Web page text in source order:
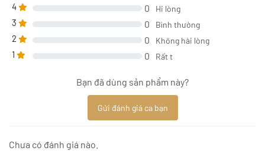
4 0 Hi lòng
3 0 Bình thường
2 0 Không hài lòng
1 0 Rất t
Bạn đã dùng sản phẩm này?
Gửi đánh giá ca bạn
Chưa có đánh giá nào.